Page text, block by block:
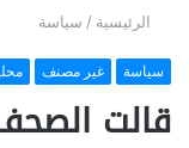
الرئيسية / سياسة
سياسة غير مصنف
قالت